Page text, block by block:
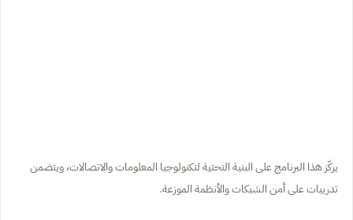
يركّز هذا البرنامج على البنية التحتية لتكنولوجيا المعلومات والاتصالات، ويتضمن
تدريبات على أمن الشبكات والأنظمة الموزعة.